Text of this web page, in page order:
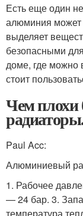
Есть еще один
алюминия может
выделяет
безопасными
доме, где можно
стоит
Чем плохи
Paul Acc:
Алюминиевый
1. Рабочее
— 24 бар. 3.
температура